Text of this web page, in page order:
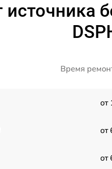
Время
от
от
от